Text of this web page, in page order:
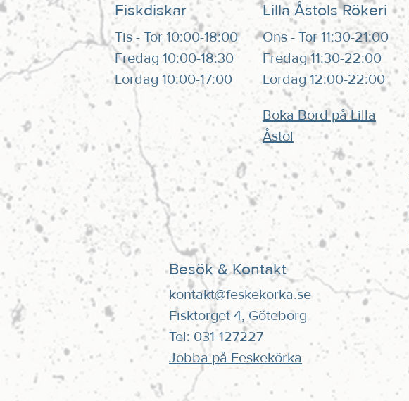
Fiskdiskar
Tis - Tor 10:00-18:00
Fredag 10:00-18:30
Lördag 10:00-17:00
Lilla Åstols Rökeri
Ons - Tor 11:30-21:00
Fredag 11:30-22:00
Lördag 12:00-22:00
Boka Bord på Lilla
Åstol
Besök & Kontakt
kontakt@feskekorka.se
Fisktorget 4, Göteborg
Tel: 031-127227
Jobba på Feskekörka